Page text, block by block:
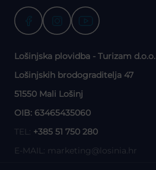
Lošinjska plovidba - Turizam d.o.o.
Lošinjskih brodograditelja 47
51550 Mali Lošinj
OIB: 63465435060
TEL: +385 51 750 280
E-MAIL: marketing@losinia.hr